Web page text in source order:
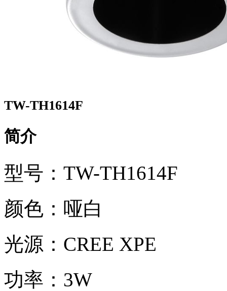
TW-TH1614F
简介
型号：TW-TH1614F
颜色：哑白
光源：CREE XPE
功率：3W